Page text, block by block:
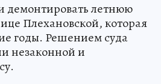
демонтировать летнюю
Плехановской, которая
годы. Решением суда
незаконной и